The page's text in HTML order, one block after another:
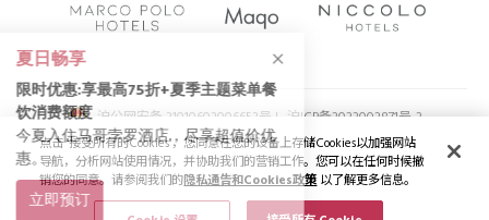
沪公网安备 31010602006653号 | 沪ICP备2022002871号-2
版权及原稿 2026 © 九龙仓酒店保留一切权利。
隐私通告
点击 "接受所有的Cookies"，您同意在您的设备上存储Cookies以加强网站
导航，分析网站使用情况，并协助我们的营销工作。您可以在任何时候撤
销您的同意。请参阅我们的隐私通告和Cookies政策以了解更多信息。